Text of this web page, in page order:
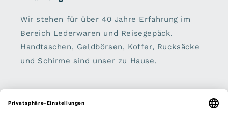
Wir stehen für über 40 Jahre Erfahrung im
Bereich Lederwaren und Reisegepäck.
Handtaschen, Geldbörsen, Koffer, Rucksäcke
und Schirme sind unser zu Hause.